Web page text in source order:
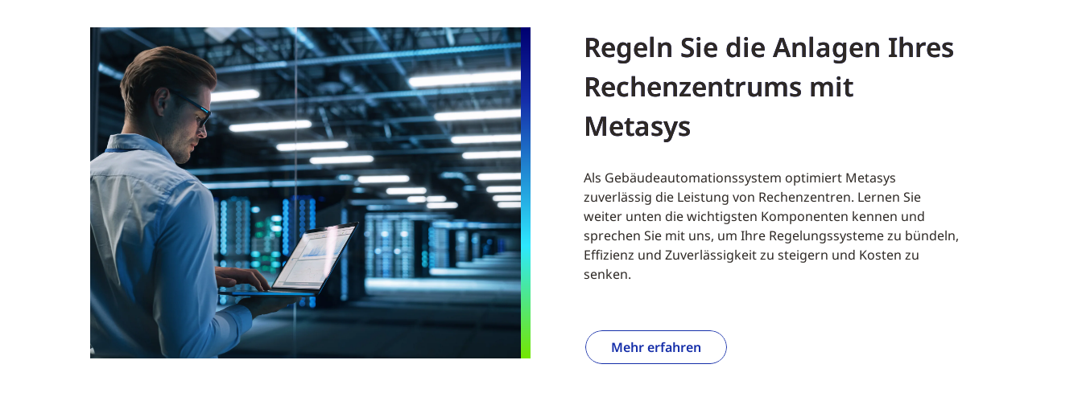
Regeln Sie die Anlagen Ihres
Rechenzentrums mit
Metasys
Als Gebäudeautomationssystem optimiert Metasys
zuverlässig die Leistung von Rechenzentren. Lernen Sie
weiter unten die wichtigsten Komponenten kennen und
sprechen Sie mit uns, um Ihre Regelungssysteme zu bündeln,
Effizienz und Zuverlässigkeit zu steigern und Kosten zu
senken.
Mehr erfahren